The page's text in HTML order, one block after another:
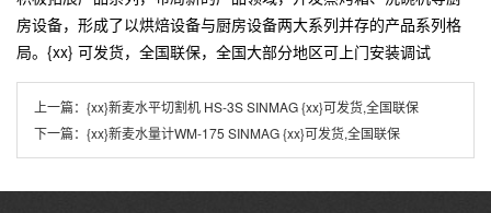
房设备，形成了以烘焙设备与厨房设备两大系列并存的产品系列格
局。{xx} 可发货，全国联保，全国大部分地区可上门安装调试
上一篇： {xx}新麦水平切割机 HS-3S SINMAG {xx}可发货,全国联保
下一篇： {xx}新麦水量计WM-175 SINMAG {xx}可发货,全国联保